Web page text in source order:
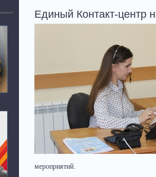
Единый Контакт-центр
мероприятий.